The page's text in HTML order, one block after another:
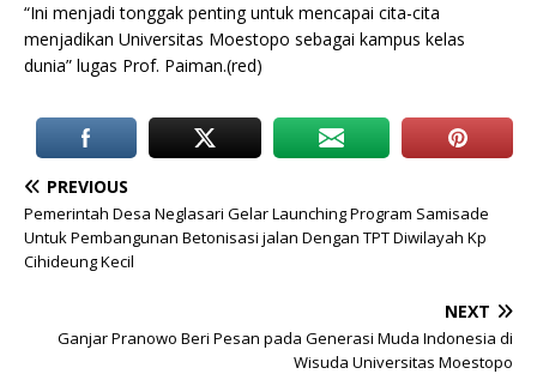
“Ini menjadi tonggak penting untuk mencapai cita-cita
menjadikan Universitas Moestopo sebagai kampus kelas
dunia” lugas Prof. Paiman.(red)
PREVIOUS
Pemerintah Desa Neglasari Gelar Launching Program Samisade
Untuk Pembangunan Betonisasi jalan Dengan TPT Diwilayah Kp
Cihideung Kecil
NEXT
Ganjar Pranowo Beri Pesan pada Generasi Muda Indonesia di
Wisuda Universitas Moestopo